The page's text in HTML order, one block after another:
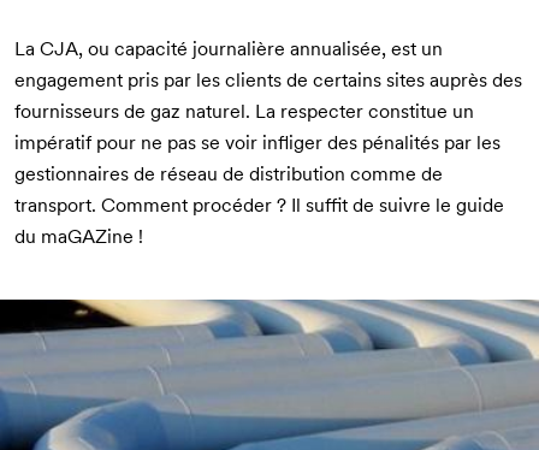
La CJA, ou capacité journalière annualisée, est un
engagement pris par les clients de certains sites auprès des
fournisseurs de gaz naturel. La respecter constitue un
impératif pour ne pas se voir infliger des pénalités par les
gestionnaires de réseau de distribution comme de
transport. Comment procéder ? Il suffit de suivre le guide
du maGAZine !